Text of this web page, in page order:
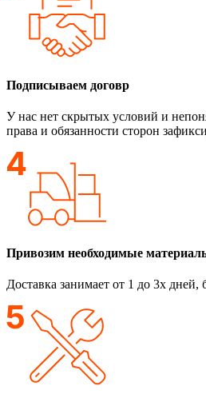
Подписываем договр
У нас нет скрытых условий и
права и обязанности сторон
Привозим необходимые
Доставка занимает от 1 до 3х дней,